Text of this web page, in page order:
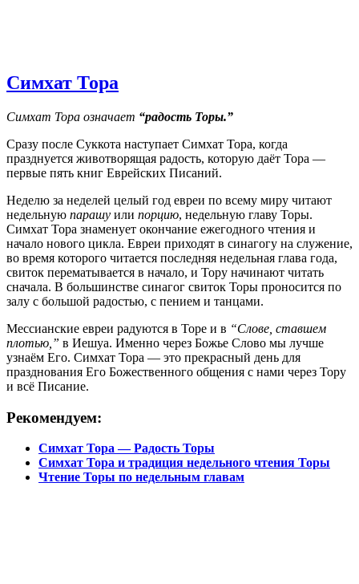
Симхат Тора
Симхат Тора означает “радость Торы.”
Сразу после Суккота наступает Симхат Тора, когда
празднуется животворящая радость, которую даёт Тора —
первые пять книг Еврейских Писаний.
Неделю за неделей целый год евреи по всему миру читают
недельную парашу или порцию, недельную главу Торы.
Симхат Тора знаменует окончание ежегодного чтения и
начало нового цикла. Евреи приходят в синагогу на служение,
во время которого читается последняя недельная глава года,
свиток перематывается в начало, и Тору начинают читать
сначала. В большинстве синагог свиток Торы проносится по
залу с большой радостью, с пением и танцами.
Мессианские евреи радуются в Торе и в “Слове, ставшем
плотью,” в Иешуа. Именно через Божье Слово мы лучше
узнаём Его. Симхат Тора — это прекрасный день для
празднования Его Божественного общения с нами через Тору
и всё Писание.
Рекомендуем:
Симхат Тора — Радость Торы
Симхат Тора и традиция недельного чтения Торы
Чтение Торы по недельным главам